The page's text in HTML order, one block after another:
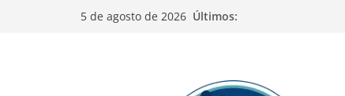
5 de agosto de 2026 Últimos: